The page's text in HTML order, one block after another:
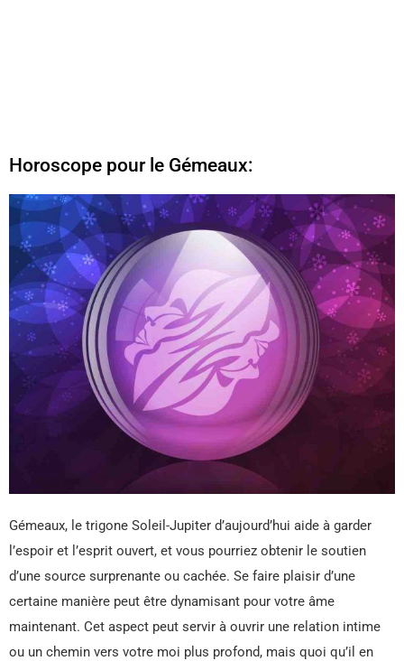
Horoscope pour le Gémeaux:
Gémeaux, le trigone Soleil-Jupiter d’aujourd’hui aide à garder
l’espoir et l’esprit ouvert, et vous pourriez obtenir le soutien
d’une source surprenante ou cachée. Se faire plaisir d’une
certaine manière peut être dynamisant pour votre âme
maintenant. Cet aspect peut servir à ouvrir une relation intime
ou un chemin vers votre moi plus profond, mais quoi qu’il en